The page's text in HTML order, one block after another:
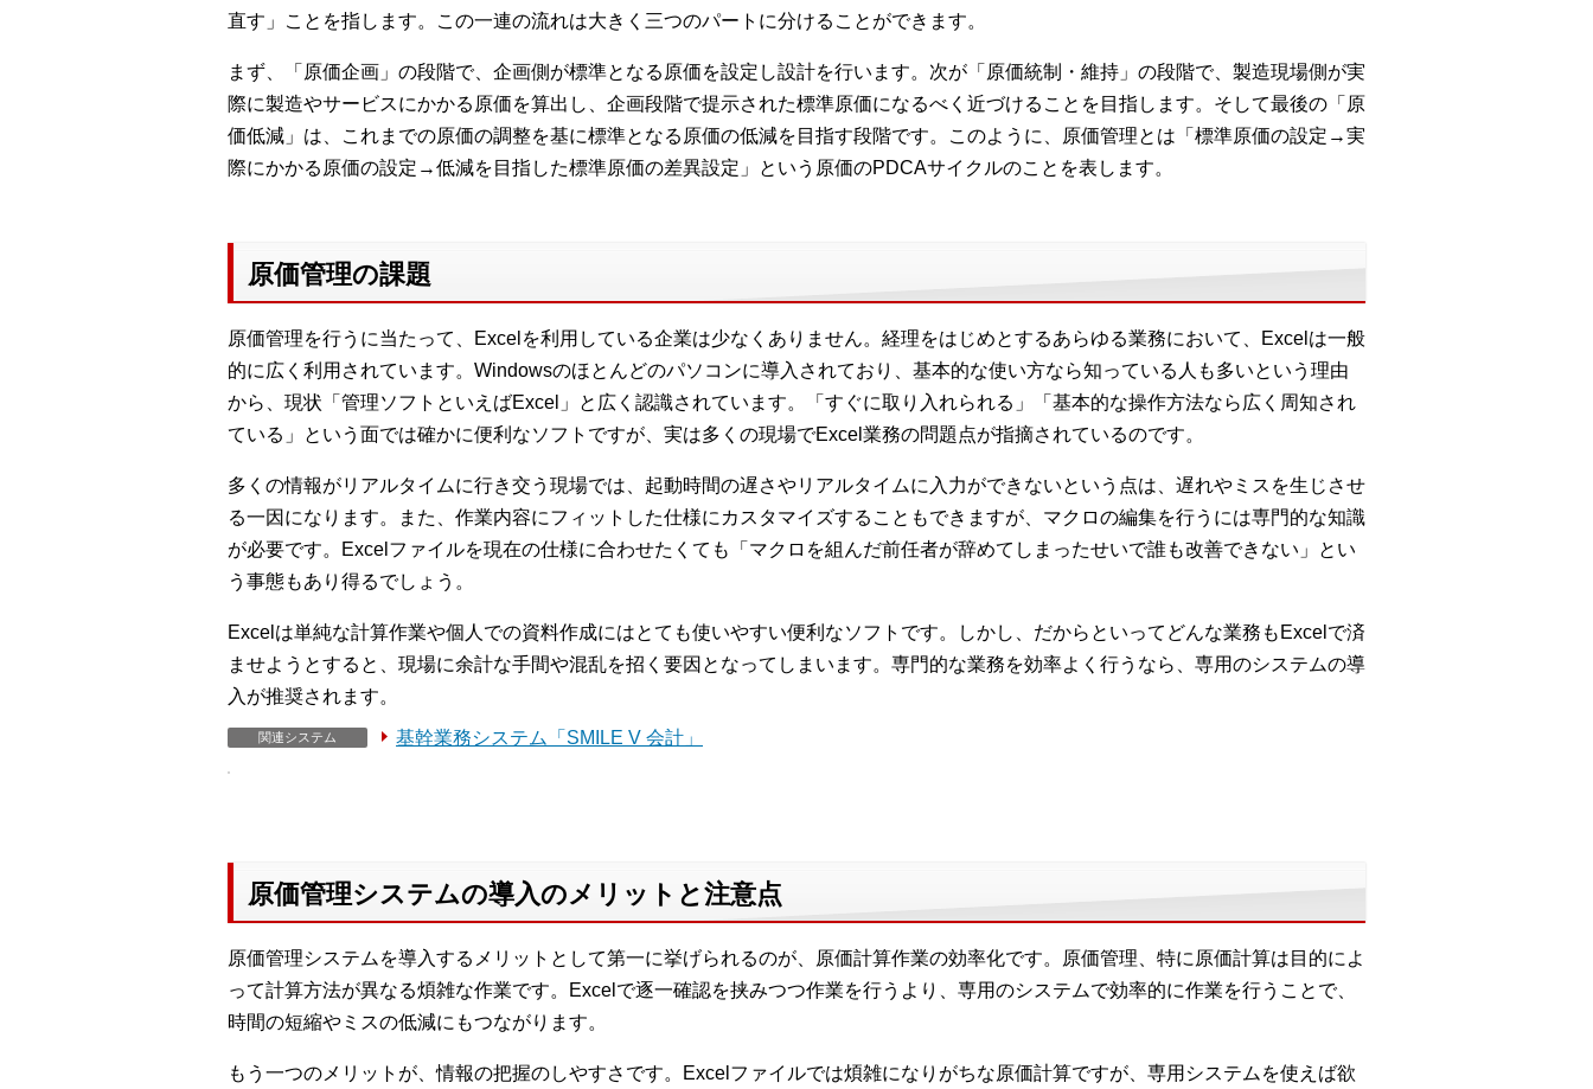
直す」ことを指します。この一連の流れは大きく三つのパートに分けることができます。
まず、「原価企画」の段階で、企画側が標準となる原価を設定し設計を行います。次が「原価統制・維持」の段階で、製造現場側が実
際に製造やサービスにかかる原価を算出し、企画段階で提示された標準原価になるべく近づけることを目指します。そして最後の「原
価低減」は、これまでの原価の調整を基に標準となる原価の低減を目指す段階です。このように、原価管理とは「標準原価の設定→実
際にかかる原価の設定→低減を目指した標準原価の差異設定」という原価のPDCAサイクルのことを表します。
原価管理の課題
原価管理を行うに当たって、Excelを利用している企業は少なくありません。経理をはじめとするあらゆる業務において、Excelは一般
的に広く利用されています。Windowsのほとんどのパソコンに導入されており、基本的な使い方なら知っている人も多いという理由
から、現状「管理ソフトといえばExcel」と広く認識されています。「すぐに取り入れられる」「基本的な操作方法なら広く周知され
ている」という面では確かに便利なソフトですが、実は多くの現場でExcel業務の問題点が指摘されているのです。
多くの情報がリアルタイムに行き交う現場では、起動時間の遅さやリアルタイムに入力ができないという点は、遅れやミスを生じさせ
る一因になります。また、作業内容にフィットした仕様にカスタマイズすることもできますが、マクロの編集を行うには専門的な知識
が必要です。Excelファイルを現在の仕様に合わせたくても「マクロを組んだ前任者が辞めてしまったせいで誰も改善できない」とい
う事態もあり得るでしょう。
Excelは単純な計算作業や個人での資料作成にはとても使いやすい便利なソフトです。しかし、だからといってどんな業務もExcelで済
ませようとすると、現場に余計な手間や混乱を招く要因となってしまいます。専門的な業務を効率よく行うなら、専用のシステムの導
入が推奨されます。
関連システム 基幹業務システム「SMILE V 会計」
原価管理システムの導入のメリットと注意点
原価管理システムを導入するメリットとして第一に挙げられるのが、原価計算作業の効率化です。原価管理、特に原価計算は目的によ
って計算方法が異なる煩雑な作業です。Excelで逐一確認を挟みつつ作業を行うより、専用のシステムで効率的に作業を行うことで、
時間の短縮やミスの低減にもつながります。
もう一つのメリットが、情報の把握のしやすさです。Excelファイルでは煩雑になりがちな原価計算ですが、専用システムを使えば欲